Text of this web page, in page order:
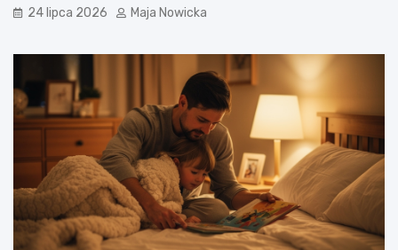
24 lipca 2026 Maja Nowicka